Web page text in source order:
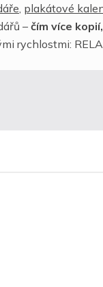
, plakátové
–čím více
rychlostmi: